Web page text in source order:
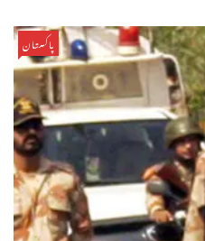
پاکستان